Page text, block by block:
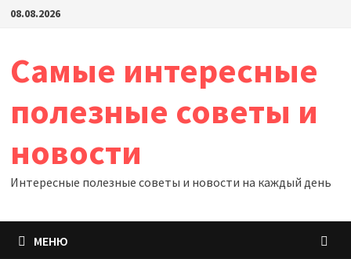
Перейти
08.08.2026
Самые интересные
полезные советы и
новости
Интересные полезные советы и новости на каждый день
МЕНЮ